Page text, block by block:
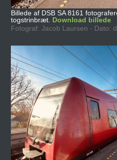
Billede af DSB SA 8161
togstrinbræt. Download billede
Fotograf: Jacob Laursen - Dato: